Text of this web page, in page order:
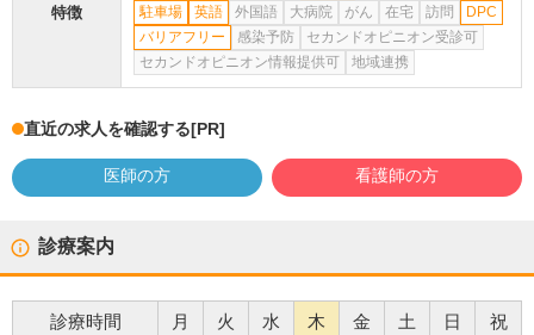
特徴
駐車場
英語 外国語 大病院 がん 在宅 訪問
DPC
バリアフリー
感染予防
セカンドオピニオン受診可
セカンドオピニオン情報提供可
地域連携
直近の求人を確認する[PR]
医師の方 看護師の方
診療案内
診療時間 月 火 水 木 金 土 日 祝